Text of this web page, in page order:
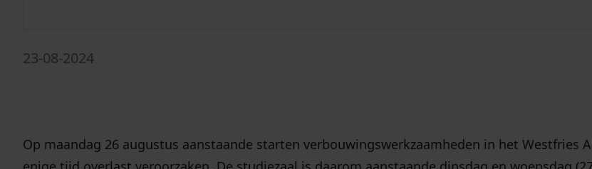
23-08-2024
Op maandag 26 augustus aanstaande starten verbouwingswerkzaamheden in het Westfries